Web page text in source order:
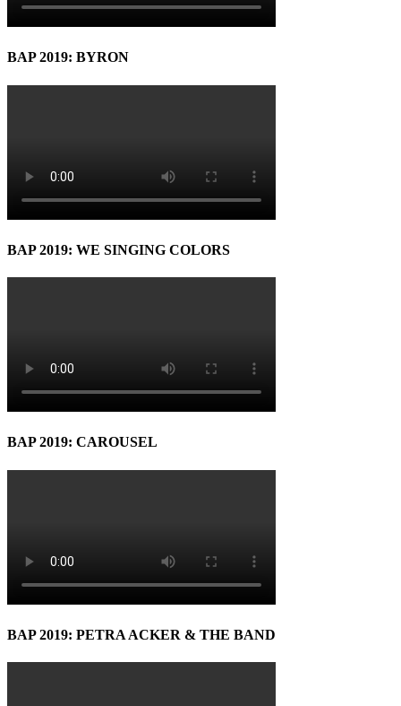
BAP 2019: BYRON
BAP 2019: WE SINGING COLORS
BAP 2019: CAROUSEL
BAP 2019: PETRA ACKER & THE BAND